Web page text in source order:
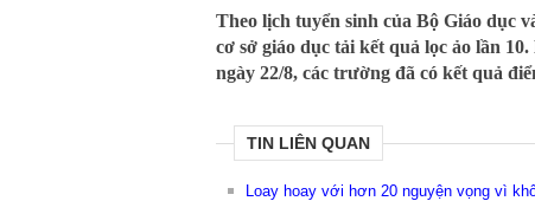
Theo lịch tuyển sinh của Bộ Giáo dục
cơ sở giáo dục tải kết quả lọc ảo lần
ngày 22/8, các trường đã có kết quả
TIN LIÊN QUAN
Loay hoay với hơn 20 nguyện vọng vì